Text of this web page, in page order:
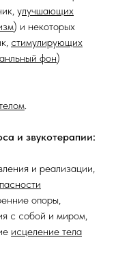
улучшающих
) и некоторых
стимулирующих
фон)
и звукотерапии:
и реализации,
опоры,
с собой и миром,
исцеление тела